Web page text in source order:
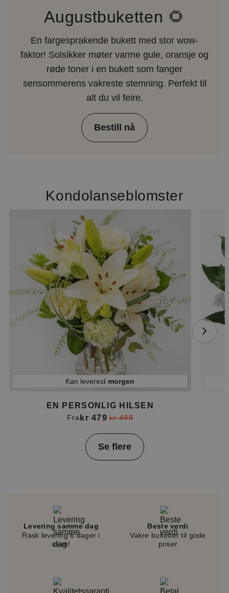
Augustbuketten 🌻
En fargesprakende bukett med stor wow-
faktor! Solsikker møter varme gule, oransje og
røde toner i en bukett som fanger
sensommerens vakreste stemning. Perfekt til
alt du vil feire.
Bestill nå
Kondolanseblomster
Kan leveresi morgen
EN PERSONLIG HILSEN
Fra kr 479 kr 499
Se flere
Levering samme dag
Rask levering 6 dager i
uken!
Beste verdi
Vakre buketter til gode
priser